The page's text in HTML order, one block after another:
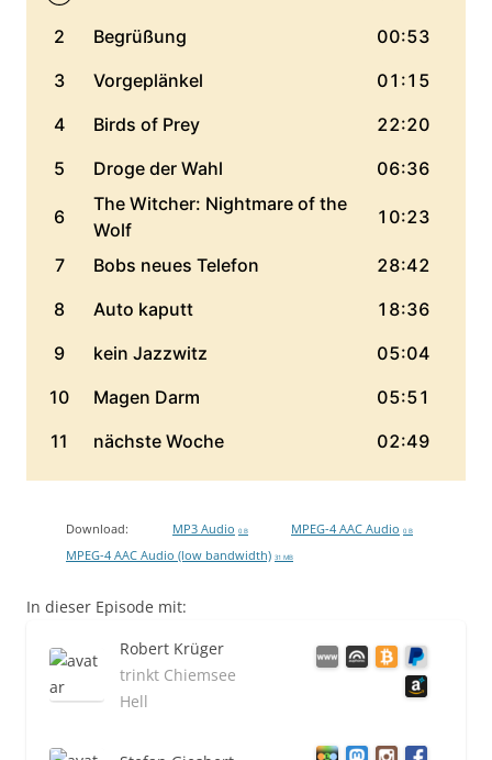
Download: MP3 Audio 0 B MPEG-4 AAC Audio 0 B
MPEG-4 AAC Audio (low bandwidth) 31 MB
In dieser Episode mit:
Robert Krüger
trinkt Chiemsee
Hell